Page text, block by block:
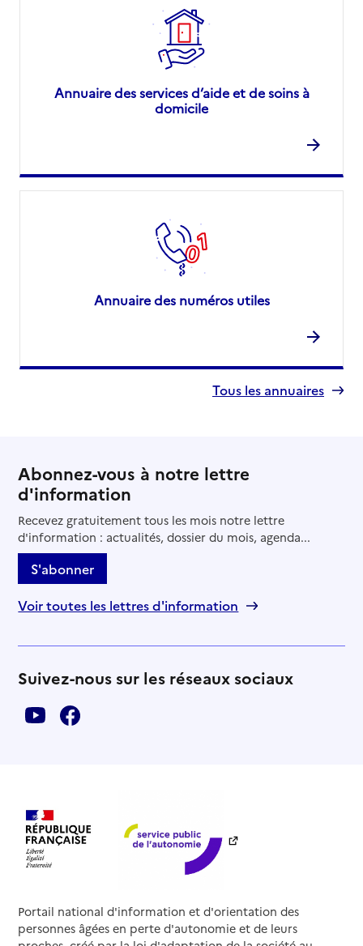
Annuaire des services d’aide et de soins à
domicile
Annuaire des numéros utiles
Tous les annuaires
Abonnez-vous à notre lettre
d'information
Recevez gratuitement tous les mois notre lettre
d'information : actualités, dossier du mois, agenda...
S'abonner
Voir toutes les lettres d'information
Suivez-nous sur les réseaux sociaux
Portail national d'information et d'orientation des
personnes âgées en perte d'autonomie et de leurs